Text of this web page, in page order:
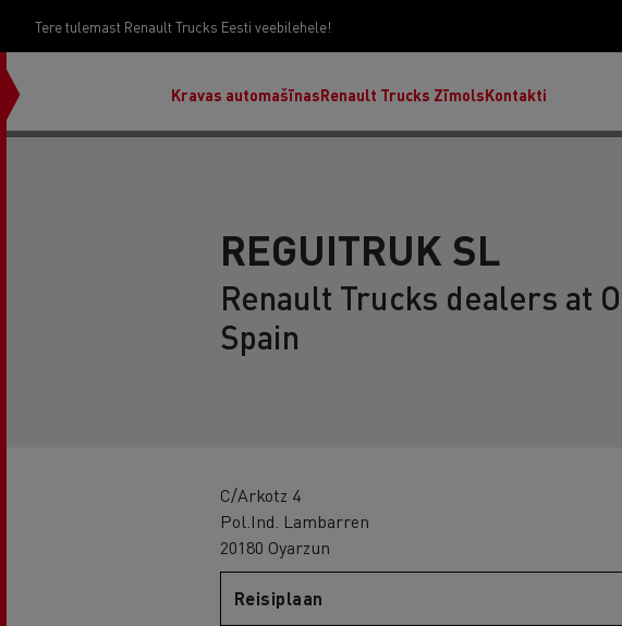
Tere tulemast Renault Trucks Eesti veebilehele!
Kravas automašīnasRenault Trucks ZīmolsKontakti
REGUITRUK SL
Renault Trucks dealers at
Spain
C/Arkotz 4
Pol.Ind. Lambarren
20180 Oyarzun
Reisiplaan